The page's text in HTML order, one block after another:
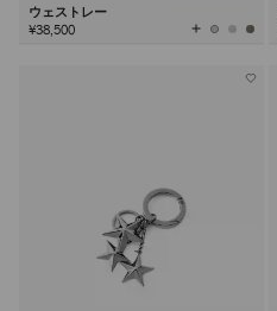
ウェストレー
¥38,500
全
て